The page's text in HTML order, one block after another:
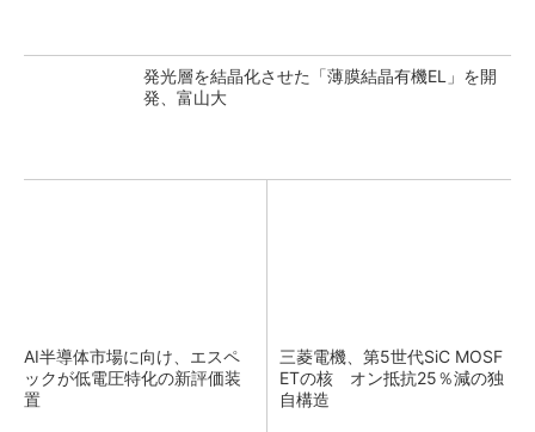
発光層を結晶化させた「薄膜結晶有機EL」を開
発、富山大
AI半導体市場に向け、エスペ
ックが低電圧特化の新評価装
置
三菱電機、第5世代SiC MOSF
ETの核 オン抵抗25％減の独
自構造